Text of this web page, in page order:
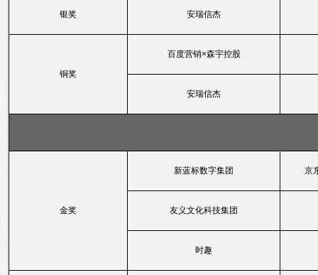
银奖 安瑞信杰
铜奖
百度营销×森宇控股
安瑞信杰
金奖
新蓝标数字集团 京
友义文化科技集团
时趣